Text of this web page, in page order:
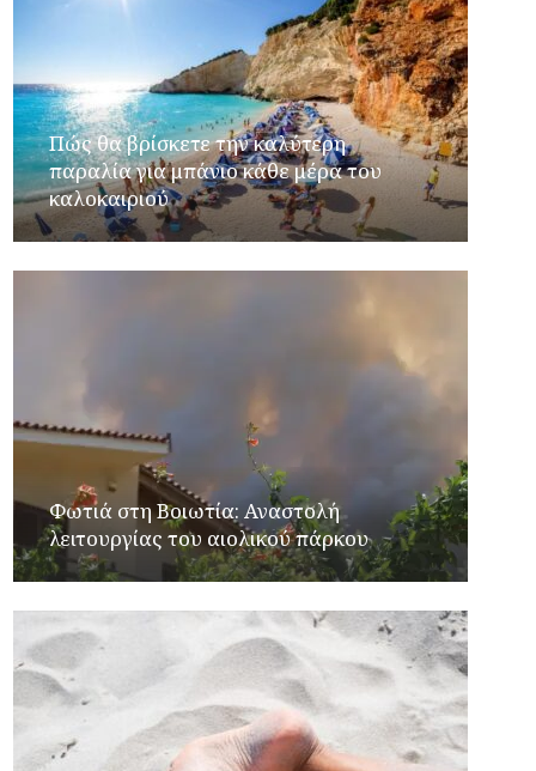
Πώς θα βρίσκετε την καλύτερη
παραλία για μπάνιο κάθε μέρα του
καλοκαιριού
Φωτιά στη Βοιωτία: Αναστολή
λειτουργίας του αιολικού πάρκου